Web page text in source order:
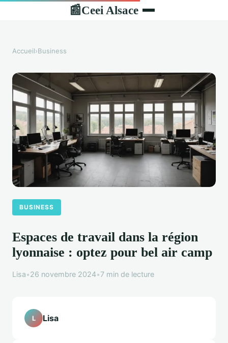
📰Ceei Alsace
Accueil›Business
BUSINESS
Espaces de travail dans la région
lyonnaise : optez pour bel air camp
Lisa•26 novembre 2024•7 min de lecture
L Lisa